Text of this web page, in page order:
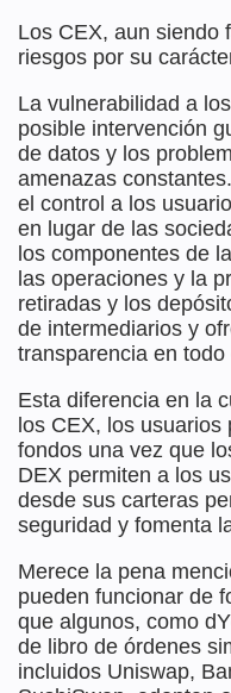
Los CEX, aun siendo
riesgos por su
La vulnerabilidad a
posible intervención
de datos y los
amenazas
el control a los
en lugar de las
los componentes de
las operaciones y la
retiradas y los
de intermediarios y
transparencia en
Esta diferencia en la
los CEX, los
fondos una vez que
DEX permiten a los
desde sus carteras
seguridad y fomenta
Merece la pena
pueden funcionar de
que algunos, como
de libro de órdenes
incluidos Uniswap,